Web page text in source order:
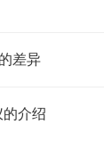
差异
介绍